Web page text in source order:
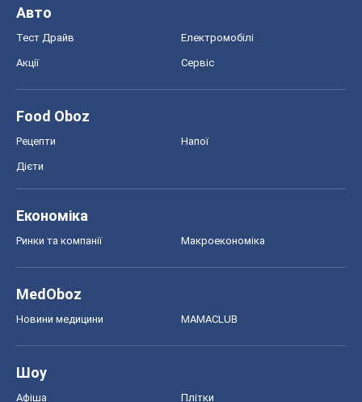
Авто
Тест Драйв Електромобілі
Акції Сервіс
Food Oboz
Рецепти Напої
Дієти
Економіка
Ринки та компанії Макроекономіка
MedOboz
Новини медицини MAMACLUB
Шоу
Афіша Плітки